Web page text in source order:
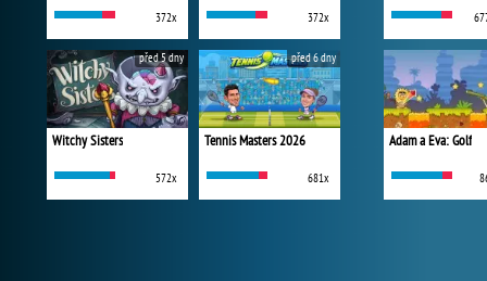
372x 372x
Witchy Sisters
572x
před 5 dny
Tennis Masters 2026
681x
před 6 dny
Adam a Eva: Golf